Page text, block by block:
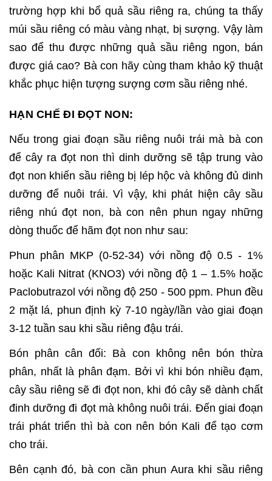
trường hợp khi bổ quả sầu riêng ra, chúng ta thấy
múi sầu riêng có màu vàng nhạt, bị sượng. Vậy làm
sao để thu được những quả sầu riêng ngon, bán
được giá cao? Bà con hãy cùng tham khảo kỹ thuật
khắc phục hiện tượng sượng cơm sầu riêng nhé.
HẠN CHẾ ĐI ĐỌT NON:
Nếu trong giai đoạn sầu riêng nuôi trái mà bà con
để cây ra đọt non thì dinh dưỡng sẽ tập trung vào
đọt non khiến sầu riêng bị lép hộc và không đủ dinh
dưỡng để nuôi trái. Vì vậy, khi phát hiện cây sầu
riêng nhú đọt non, bà con nên phun ngay những
dòng thuốc để hãm đọt non như sau:
Phun phân MKP (0-52-34) với nồng độ 0.5 - 1%
hoặc Kali Nitrat (KNO3) với nồng độ 1 – 1.5% hoặc
Paclobutrazol với nồng độ 250 - 500 ppm. Phun đều
2 mặt lá, phun định kỳ 7-10 ngày/lần vào giai đoạn
3-12 tuần sau khi sầu riêng đậu trái.
Bón phân cân đối: Bà con không nên bón thừa
phân, nhất là phân đạm. Bởi vì khi bón nhiều đạm,
cây sầu riêng sẽ đi đọt non, khi đó cây sẽ dành chất
đinh dưỡng đi đọt mà không nuôi trái. Đến giai đoạn
trái phát triển thì bà con nên bón Kali để tạo cơm
cho trái.
Bên cạnh đó, bà con cần phun Aura khi sầu riêng